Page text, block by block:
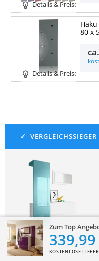
Zum Top
KOSTENLOSE
Details & Preise
Details & Preise
80 x